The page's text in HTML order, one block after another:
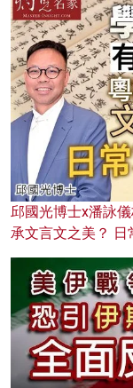
邱國光博士x潘詠
承文言文之美？ 日